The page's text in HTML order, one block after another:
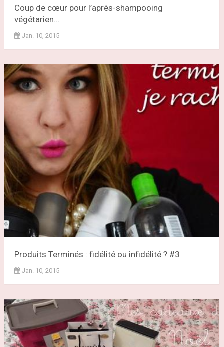
Coup de cœur pour l’après-shampooing
végétarien...
Jan. 10, 2015
Produits Terminés : fidélité ou infidélité ? #3
Jan. 10, 2015